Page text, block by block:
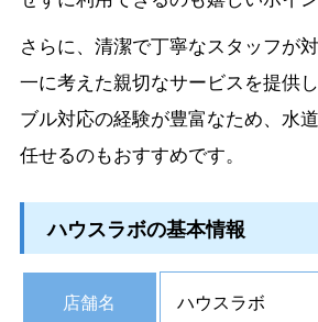
さらに、清潔で丁寧なスタッフが
一に考えた親切なサービスを提供
ブル対応の経験が豊富なため、水
任せるのもおすすめです。
ハウスラボの基本情報
店舗名 ハウスラボ